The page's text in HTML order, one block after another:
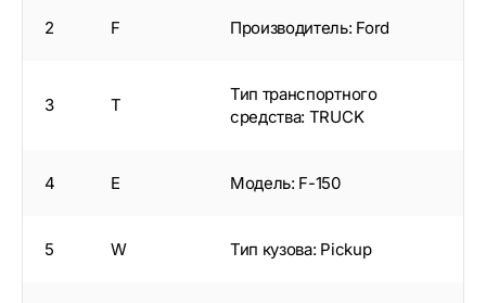
2 F Производитель: Ford
3 T
Тип транспортного
средства: TRUCK
4 E Модель: F-150
5 W Тип кузова: Pickup